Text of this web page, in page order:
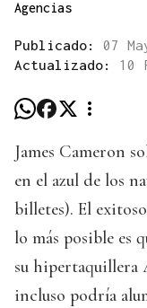
Agencias
Publicado: 07
Actualizado: 10
James Cameron
en el azul de los
billetes). El
lo más posible es
su hipertaquillera
incluso podría